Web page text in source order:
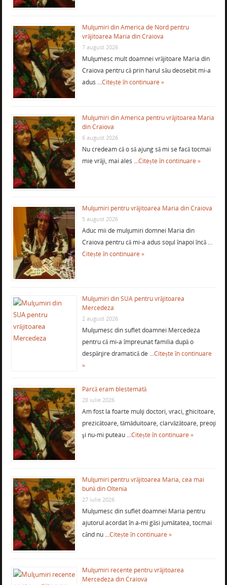
Mulţumiri din America de Nord pentru
vrăjitoarea Maria din Craiova
7 august 2026
Mulţumesc mult doamnei vrăjitoare Maria din
Craiova pentru că prin harul său deosebit mi-a
adus …Citește în continuare »
Mulţumiri din America pentru vrăjitoarea Maria
din Craiova
6 august 2026
Nu credeam că o să ajung să mi se facă tocmai
mie vrăji, mai ales …Citește în continuare »
Mulţumiri pentru vrăjitoarea Maria din Craiova
5 august 2026
Aduc mii de mulţumiri domnei Maria din
Craiova pentru că mi-a adus soţul înapoi încă …
Citește în continuare »
Mulţumiri din SUA pentru vrăjitoarea
Mercedeza
2 august 2026
Mulţumesc din suflet doamnei Mercedeza
pentru că mi-a împreunat familia după o
despărţire dramatică de …Citește în continuare
»
Parcă eram blestemată
28 iulie 2026
Am fost la foarte mulţi doctori, vraci, ghicitoare,
prezicătoare, tămăduitoare, clarvăzătoare, preoţi
şi nu-mi puteau …Citește în continuare »
Mulţumiri pentru vrăjitoarea Maria, cea mai
bună din Oltenia
27 iulie 2026
Mulţumesc din suflet doamnei Maria pentru
ajutorul acordat în a-mi găsi jumătatea, tocmai
când nu …Citește în continuare »
Mulţumiri recente pentru vrăjitoarea
Mercedeza din Craiova